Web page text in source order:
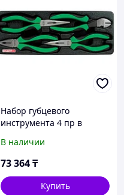
Набор губцевого
инструмента 4 пр в
GBAT0402
В наличии
73 364₸
Купить